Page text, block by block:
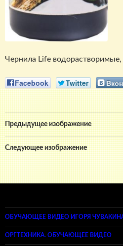
Чернила Life
Facebook Twitter
Предыдущее изображение
Следующее изображение
ОБУЧАЮЩЕЕ ВИДЕО ИГОРЯ
ОРГТЕХНИКА. ОБУЧАЮЩЕЕ ВИДЕО